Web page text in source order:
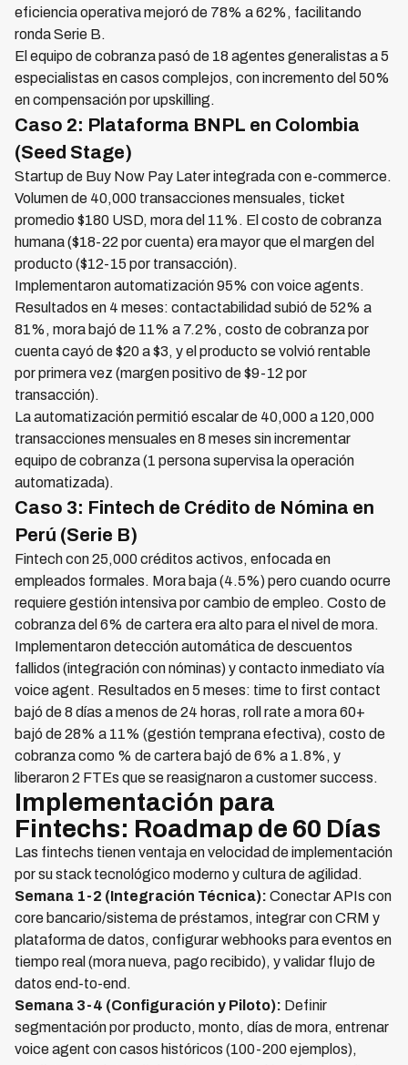
eficiencia operativa mejoró de 78% a 62%, facilitando
ronda Serie B.
El equipo de cobranza pasó de 18 agentes generalistas a 5
especialistas en casos complejos, con incremento del 50%
en compensación por upskilling.
Caso 2: Plataforma BNPL en Colombia
(Seed Stage)
Startup de Buy Now Pay Later integrada con e-commerce.
Volumen de 40,000 transacciones mensuales, ticket
promedio $180 USD, mora del 11%. El costo de cobranza
humana ($18-22 por cuenta) era mayor que el margen del
producto ($12-15 por transacción).
Implementaron automatización 95% con voice agents.
Resultados en 4 meses: contactabilidad subió de 52% a
81%, mora bajó de 11% a 7.2%, costo de cobranza por
cuenta cayó de $20 a $3, y el producto se volvió rentable
por primera vez (margen positivo de $9-12 por
transacción).
La automatización permitió escalar de 40,000 a 120,000
transacciones mensuales en 8 meses sin incrementar
equipo de cobranza (1 persona supervisa la operación
automatizada).
Caso 3: Fintech de Crédito de Nómina en
Perú (Serie B)
Fintech con 25,000 créditos activos, enfocada en
empleados formales. Mora baja (4.5%) pero cuando ocurre
requiere gestión intensiva por cambio de empleo. Costo de
cobranza del 6% de cartera era alto para el nivel de mora.
Implementaron detección automática de descuentos
fallidos (integración con nóminas) y contacto inmediato vía
voice agent. Resultados en 5 meses: time to first contact
bajó de 8 días a menos de 24 horas, roll rate a mora 60+
bajó de 28% a 11% (gestión temprana efectiva), costo de
cobranza como % de cartera bajó de 6% a 1.8%, y
liberaron 2 FTEs que se reasignaron a customer success.
Implementación para
Fintechs: Roadmap de 60 Días
Las fintechs tienen ventaja en velocidad de implementación
por su stack tecnológico moderno y cultura de agilidad.
Semana 1-2 (Integración Técnica): Conectar APIs con
core bancario/sistema de préstamos, integrar con CRM y
plataforma de datos, configurar webhooks para eventos en
tiempo real (mora nueva, pago recibido), y validar flujo de
datos end-to-end.
Semana 3-4 (Configuración y Piloto): Definir
segmentación por producto, monto, días de mora, entrenar
voice agent con casos históricos (100-200 ejemplos),